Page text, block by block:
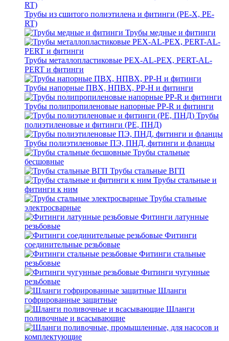
Трубы из сшитого полиэтилена и фитинги (PE-X, PE-
RT)
Трубы медные и фитинги
Трубы металлопластиковые PEX-AL-PEX, PERT-AL-
PERT и фитинги
Трубы напорные ПВХ, НПВХ, PP-H и фитинги
Трубы полипропиленовые напорные PP-R и фитинги
Трубы
полиэтиленовые и фитинги (PE, ПНД)
Трубы полиэтиленовые ПЭ, ПНД, фитинги и фланцы
Трубы стальные
бесшовные
Трубы стальные ВГП
Трубы стальные и
фитинги к ним
Трубы стальные
электросварные
Фитинги латунные
резьбовые
Фитинги
соединительные резьбовые
Фитинги стальные
резьбовые
Фитинги чугунные
резьбовые
Шланги
гофрированные защитные
Шланги
поливочные и всасывающие